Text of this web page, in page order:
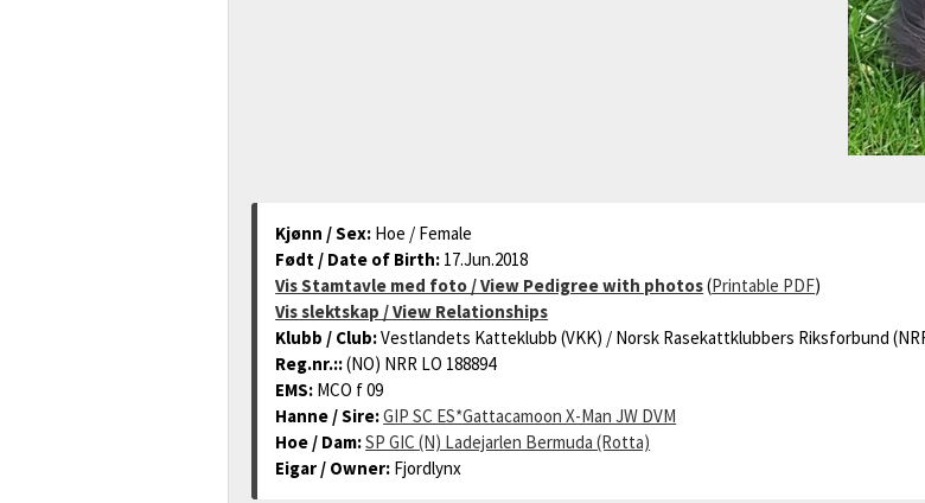
Kjønn / Sex: Hoe / Female
Født / Date of Birth: 17.Jun.2018
Vis Stamtavle med foto / View Pedigree with photos(Printable PDF)
Vis slektskap / View Relationships
Klubb / Club:Vestlandets Katteklubb (VKK) / Norsk Rasekattklubbers Riksforbund
Reg.nr.::(NO) NRR LO 188894
EMS: MCO f 09
Hanne / Sire:GIP SC ES*Gattacamoon X-Man JW DVM
Hoe / Dam:SP GIC (N) Ladejarlen Bermuda (Rotta)
Eigar / Owner: Fjordlynx